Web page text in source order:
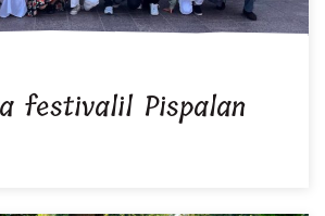
festivalil Pispalan